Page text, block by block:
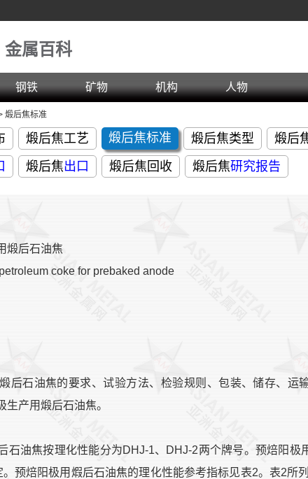
金属百科
钢铁 矿物 机构 人物
煅后焦标准
煅后焦工艺 煅后焦标准 煅后焦类型 煅后
煅后焦出口 煅后焦回收 煅后焦研究报告
煅后石油焦
coke for prebaked anode
后石油焦的要求、试验方法、检验规则、包装、储存、运
产用煅后石油焦。
石油焦按理化性能分为DHJ-1、DHJ-2两个牌号。预焙阳极
预焙阳极用煆后石油焦的理化性能参考指标见表2。表2所